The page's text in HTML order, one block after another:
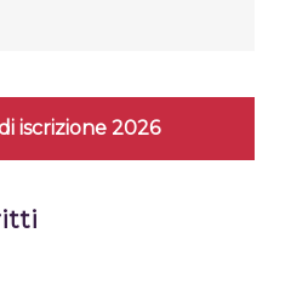
iscrizione 2026